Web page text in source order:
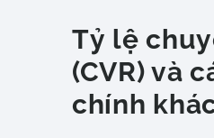
Tỷ lệ
(CVR) và
chính